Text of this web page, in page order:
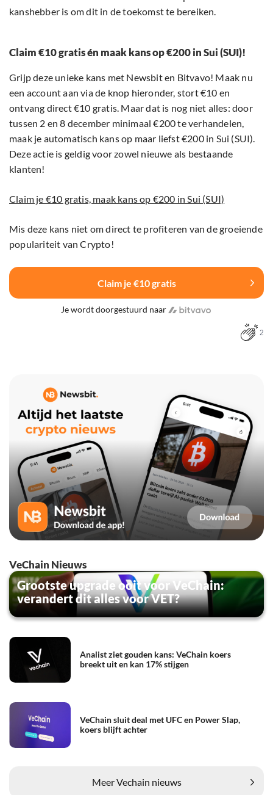
kanshebber is om dit in de toekomst te bereiken.
Claim €10 gratis én maak kans op €200 in Sui (SUI)!
Grijp deze unieke kans met Newsbit en Bitvavo! Maak nu
een account aan via de knop hieronder, stort €10 en
ontvang direct €10 gratis. Maar dat is nog niet alles: door
tussen 2 en 8 december minimaal €200 te verhandelen,
maak je automatisch kans op maar liefst €200 in Sui (SUI).
Deze actie is geldig voor zowel nieuwe als bestaande
klanten!
Claim je €10 gratis, maak kans op €200 in Sui (SUI)
Mis deze kans niet om direct te profiteren van de groeiende
populariteit van Crypto!
Claim je €10 gratis
Je wordt doorgestuurd naar
2
VeChain Nieuws
Grootste upgrade ooit voor VeChain:
verandert dit alles voor VET?
Analist ziet gouden kans: VeChain koers
breekt uit en kan 17% stijgen
VeChain sluit deal met UFC en Power Slap,
koers blijft achter
Meer Vechain nieuws